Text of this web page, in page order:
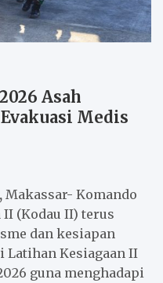
Asah
Medis
Makassar- Komando
II (Kodau II) terus
dan kesiapan
Kesiagaan II
guna menghadapi